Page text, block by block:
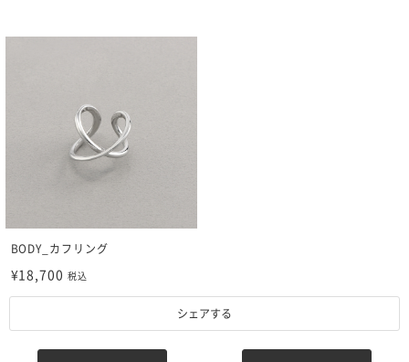
BODY_カフリング
¥18,700税込
シェアする